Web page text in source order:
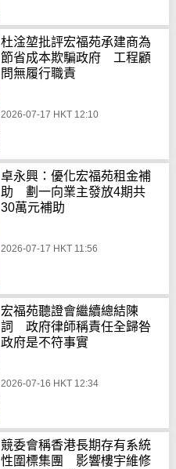
杜淦堃批評宏福苑承建商為
節省成本欺騙政府 工程顧
問無履行職責
2026-07-17 HKT 12:10
卓永興：優化宏福苑租金補
助 劃一向業主發放4期共
30萬元補助
2026-07-17 HKT 11:56
宏福苑聽證會繼續總結陳
詞 政府律師稱責任全歸咎
政府是不符事實
2026-07-16 HKT 12:34
競委會稱香港長期存有系統
性圍標集團 影響樓宇維修